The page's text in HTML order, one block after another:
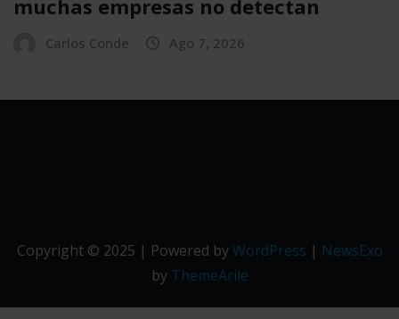
muchas empresas no detectan
Carlos Conde Ago 7, 2026
Copyright © 2025 | Powered byWordPress | NewsExo
by ThemeArile